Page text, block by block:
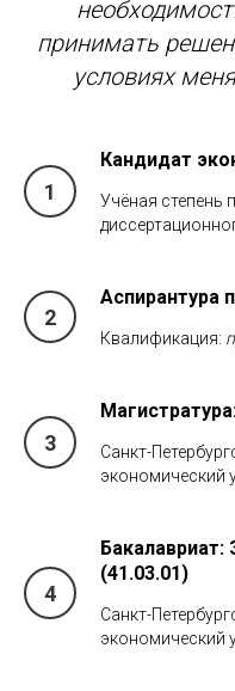
принимать
условиях
Кандидат
Учёная степень
Аспирантура
Квалификация:
Санкт-
экономический
Бакалавриат:
(41.03.01)
Санкт-
экономический